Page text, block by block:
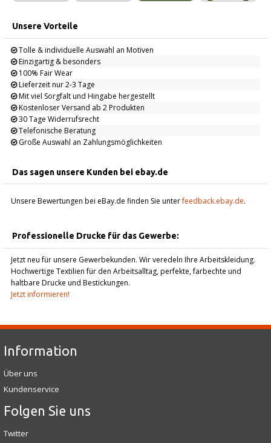
Unsere Vorteile
Tolle & individuelle Auswahl an Motiven
Einzigartig & besonders
100% Fair Wear
Lieferzeit nur 2-3 Tage
Mit viel Sorgfalt und Hingabe hergestellt
Kostenloser Versand ab 2 Produkten
30 Tage Widerrufsrecht
Telefonische Beratung
Große Auswahl an Zahlungsmöglichkeiten
Das sagen unsere Kunden bei ebay.de
Unsere Bewertungen bei eBay.de finden Sie unterfeedback.ebay.de.
Professionelle Drucke für das Gewerbe:
Jetzt neu für unsere Gewerbekunden. Wir veredeln Ihre Arbeitskleidung.
Hochwertige Textilien für den Arbeitsalltag, perfekte, farbechte und
haltbare Drucke und Bestickungen.
Jetzt informieren!
Information
Über uns
Kundenservice
Folgen Sie uns
Twitter